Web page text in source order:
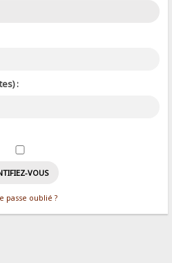
:
passe oublié ?